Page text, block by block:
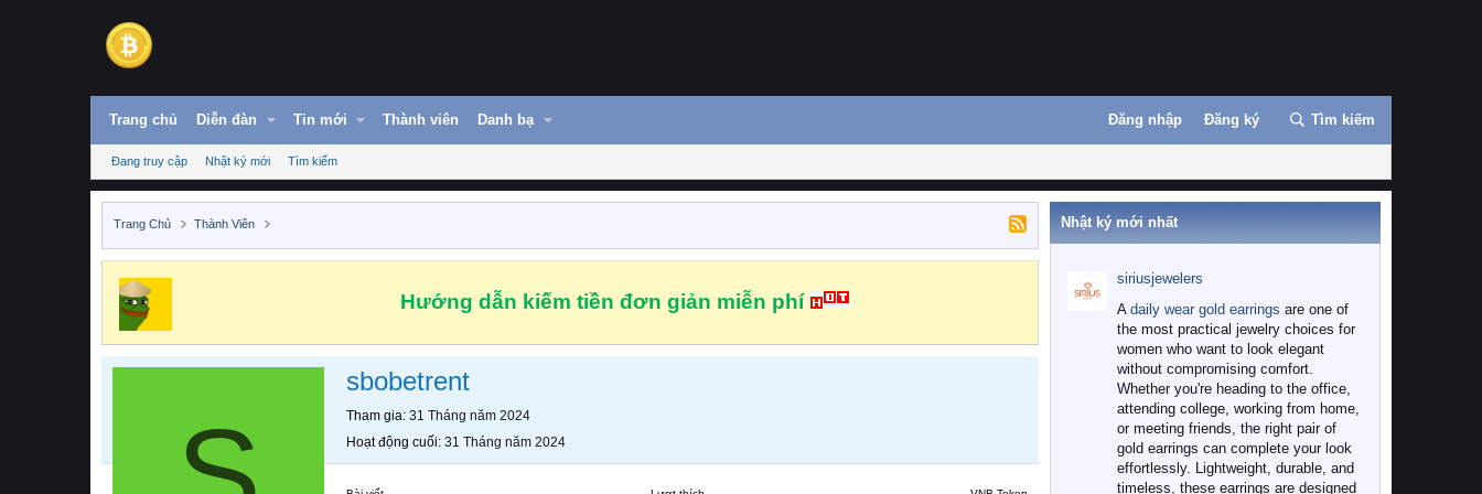
Trang chủ Diễn đàn Tin mới Thành viên Danh bạ Đăng nhập Đăng ký Tìm kiếm
Đang truy cập Nhật ký mới Tìm kiếm
Trang Chủ Thành Viên
Hướng dẫn kiếm tiền đơn giản miễn phí
sbobetrent
Tham gia 31 Tháng năm 2024
Hoạt động cuối 31 Tháng năm 2024
Nhật ký mới nhất
siriusjewelers
A daily wear gold earrings are one of
the most practical jewelry choices for
women who want to look elegant
without compromising comfort.
Whether you're heading to the office,
attending college, working from home,
or meeting friends, the right pair of
gold earrings can complete your look
effortlessly. Lightweight, durable, and
timeless, these earrings are designed